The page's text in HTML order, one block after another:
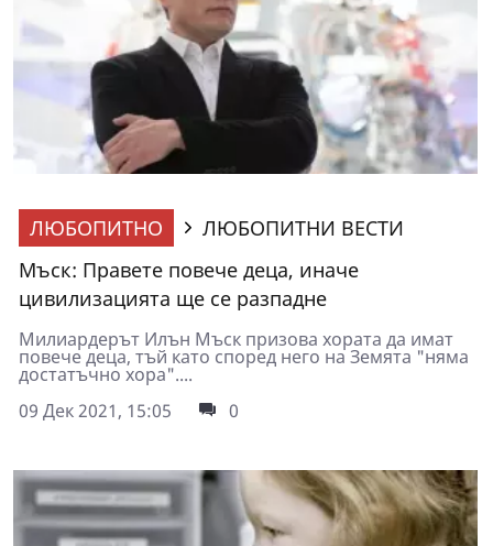
ЛЮБОПИТНО
ЛЮБОПИТНИ ВЕСТИ
Мъск: Правете повече деца, иначе
цивилизацията ще се разпадне
Милиардерът Илън Мъск призова хората да имат
повече деца, тъй като според него на Земята "няма
достатъчно хора"....
09 Дек 2021, 15:05
0